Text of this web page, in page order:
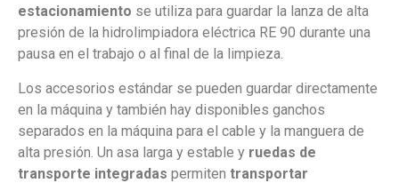
estacionamiento se utiliza para guardar la lanza de alta
presión de la hidrolimpiadora eléctrica RE 90 durante una
pausa en el trabajo o al final de la limpieza.
Los accesorios estándar se pueden guardar directamente
en la máquina y también hay disponibles ganchos
separados en la máquina para el cable y la manguera de
alta presión. Un asa larga y estable y ruedas de
transporte integradas permiten transportar